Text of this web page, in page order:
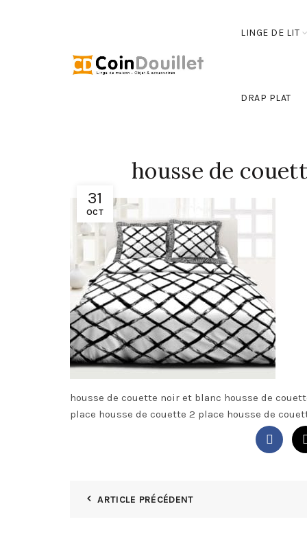
LINGE DE LIT
DRAP PLAT
31
OCT
housse de
housse de couette noir et blanc housse de
place housse de couette 2 place housse de
ARTICLE PRÉCÉDENT